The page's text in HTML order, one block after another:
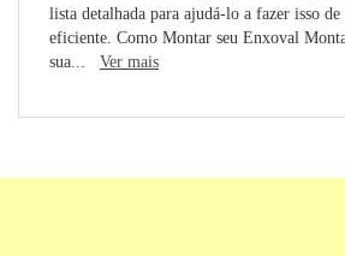
lista detalhada para ajudá-lo a fazer isso
eficiente. Como Montar seu Enxoval
sua... Ver mais